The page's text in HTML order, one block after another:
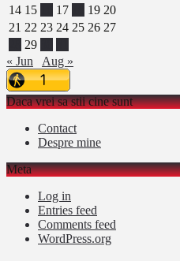
14 15 17 19 20
21 22 23 24 25 26 27
29
« Jun
Aug »
Daca vrei sa stii cine sunt
Contact
Despre mine
Meta
Log in
Entries feed
Comments feed
WordPress.org